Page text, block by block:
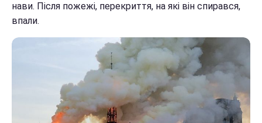
нави. Після пожежі, перекриття, на які він спирався,
впали.